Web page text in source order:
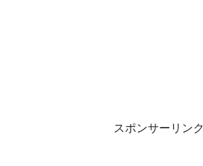
スポンサーリンク